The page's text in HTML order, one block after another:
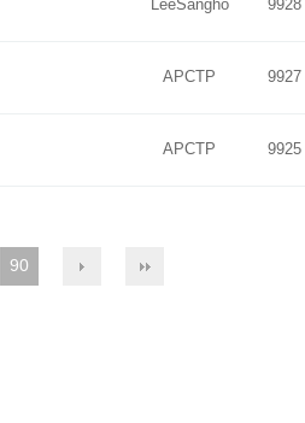
LeeSangho 9928
APCTP 9927
APCTP 9925
90